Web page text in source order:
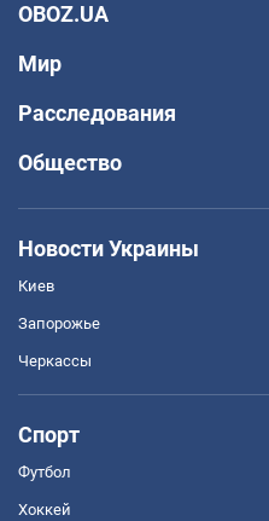
OBOZ.UA
Мир
Расследования
Общество
Новости Украины
Киев
Запорожье
Черкассы
Спорт
Футбол
Хоккей